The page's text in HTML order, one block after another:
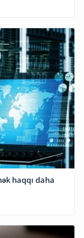
haqqı daha